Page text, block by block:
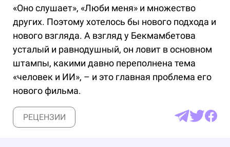
«Оно слушает», «Люби меня» и множество
других. Поэтому хотелось бы нового подхода и
нового взгляда. А взгляд у Бекмамбетова
усталый и равнодушный, он ловит в основном
штампы, какими давно переполнена тема
«человек и ИИ», – и это главная проблема его
нового фильма.
РЕЦЕНЗИИ